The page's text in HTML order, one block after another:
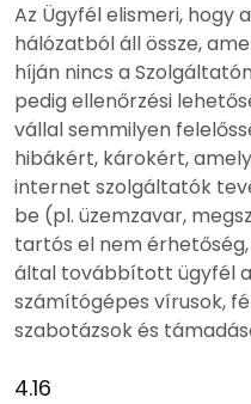
Az Ügyfél elismeri,
hálózatból áll össze,
híján nincs a
pedig ellenőrzési
vállal semmilyen
hibákért, károkért,
internet szolgáltatók
be (pl. üzemzavar,
tartós el nem
által továbbított ügyfél
számítógépes vírusok,
szabotázsok és
4.16